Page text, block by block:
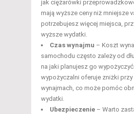
jak ciężarówki
mają wyższe ceny niż mniejsze
potrzebujesz więcej miejsca,
wyższe wydatki.
Czas wynajmu – Koszt
samochodu często zależy od
na jaki planujesz go
wypożyczalni oferuje zniżki przy
wynajmach, co może pomóc
wydatki.
Ubezpieczenie – Warto